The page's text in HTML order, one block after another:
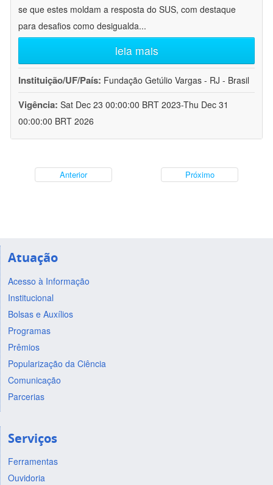
se que estes moldam a resposta do SUS, com destaque
para desafios como desigualda...
leia mais
Instituição/UF/País: Fundação Getúlio Vargas - RJ - Brasil
Vigência: Sat Dec 23 00:00:00 BRT 2023-Thu Dec 31
00:00:00 BRT 2026
Anterior Próximo
Atuação
Acesso à Informação
Institucional
Bolsas e Auxílios
Programas
Prêmios
Popularização da Ciência
Comunicação
Parcerias
Serviços
Ferramentas
Ouvidoria